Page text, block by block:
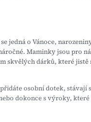
jedná o Vánoce,
Maminky jsou pro
skvělých dárků, které
osobní dotek, stávají
dokonce s výroky, které